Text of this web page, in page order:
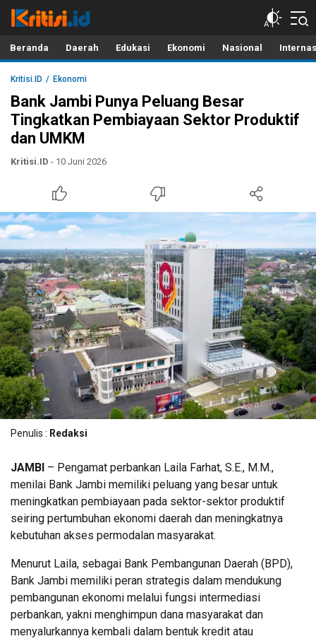
Kritisi.ID
Kritik untuk Negeri!
Beranda Daerah Edukasi Ekonomi Nasional
Kritisi.ID Ekonomi
Bank Jambi Punya Peluang Besar
Tingkatkan Pembiayaan Sektor Produktif
dan UMKM
Kritisi.ID - 10 Juni 2026
Penulis : Redaksi
JAMBI – Pengamat perbankan Laila Farhat, S.E., M.M.,
menilai Bank Jambi memiliki peluang yang besar untuk
meningkatkan pembiayaan pada sektor-sektor produktif
seiring pertumbuhan ekonomi daerah dan meningkatnya
kebutuhan akses permodalan masyarakat.
Menurut Laila, sebagai Bank Pembangunan Daerah (BPD),
Bank Jambi memiliki peran strategis dalam mendukung
pembangunan ekonomi melalui fungsi intermediasi
perbankan, yakni menghimpun dana masyarakat dan
menyalurkannya kembali dalam bentuk kredit atau